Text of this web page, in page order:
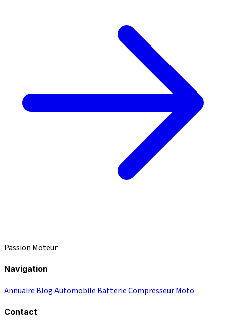
Passion Moteur
Navigation
Annuaire BlogAutomobile BatterieCompresseurMoto
Contact